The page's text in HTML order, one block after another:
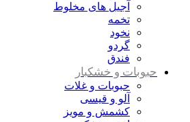
آجیل های مخلوط
تخمه
نخود
گردو
فندق
حبوبات و خشکبار
حبوبات و غلات
آلو و قیسی
کشمش و مویز